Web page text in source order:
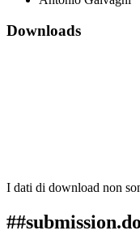
Downloads
I dati di download non